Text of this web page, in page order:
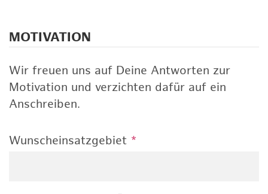
MOTIVATION
Wir freuen uns auf Deine Antworten zur
Motivation und verzichten dafür auf ein
Anschreiben.
Wunscheinsatzgebiet *